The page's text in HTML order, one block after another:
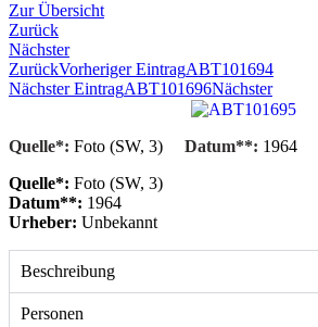
Zur Übersicht
Zurück
Nächster
ZurückVorheriger EintragABT101694
Nächster EintragABT101696Nächster
Quelle*: Foto (SW, 3) Datum**: 1964
Quelle*: Foto (SW, 3)
Datum**: 1964
Urheber: Unbekannt
Beschreibung
Personen